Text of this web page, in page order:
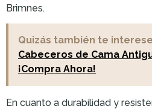
Brimnes.
Quizás también te
Cabeceros de Cama
¡Compra Ahora!
En cuanto a durabilidad y